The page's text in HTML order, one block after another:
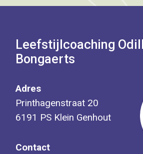
Leefstijlcoaching
Bongaerts
Adres
Printhagenstraat 20
6191 PS Klein Genhout
Contact